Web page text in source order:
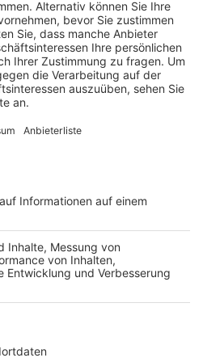
beim Zug, stand
fing mehrere kleine
von Briefen genutzt
wegen versuchter
Außerdem bittet sie
Karnevalszug
und sich
zu melden. Und zwar
21 unter der 02233 - 52 0.